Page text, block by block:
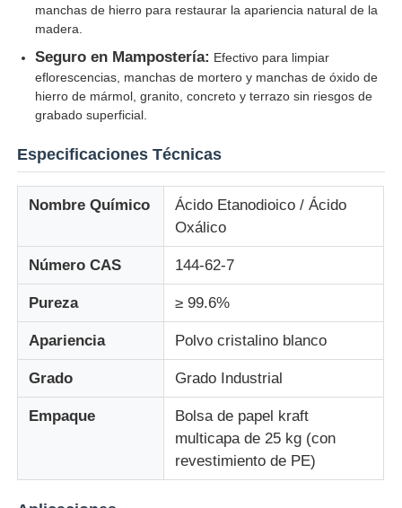
Cloruro
Añadidos de petróleo
Relleno químico
Productos químicos de los procesos minerales
Aditivos alimentarios
Productos químicos metalúrgicos
Materia prima de la electrónica
Agentes para el tratamiento del agua
Químico de uso diario
manchas de hierro para restaurar la apariencia natural de la
madera.
Seguro en Mampostería: Efectivo para limpiar
eflorescencias, manchas de mortero y manchas de óxido de
hierro de mármol, granito, concreto y terrazo sin riesgos de
grabado superficial.
Especificaciones Técnicas
Nombre Químico
Ácido Etanodioico / Ácido
Oxálico
Número CAS 144-62-7
Pureza ≥ 99.6%
Apariencia Polvo cristalino blanco
Grado Grado Industrial
Empaque
Bolsa de papel kraft
multicapa de 25 kg (con
revestimiento de PE)